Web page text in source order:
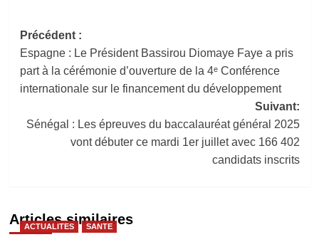
Navigation
d’article
Précédent :
Espagne : Le Président Bassirou Diomaye Faye a pris
part à la cérémonie d’ouverture de la 4ᵉ Conférence
internationale sur le financement du développement
Suivant:
Sénégal : Les épreuves du baccalauréat général 2025
vont débuter ce mardi 1er juillet avec 166 402
candidats inscrits
Articles similaires
ACTUALITES SANTE